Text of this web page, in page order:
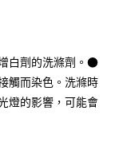
行
商業銀行
銀行
白劑的洗滌劑。●
觸而染色。洗滌時
燈的影響，可能會